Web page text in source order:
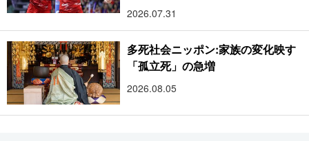
2026.07.31
多死社会ニッポン:家族の変化映す
「孤立死」の急増
2026.08.05